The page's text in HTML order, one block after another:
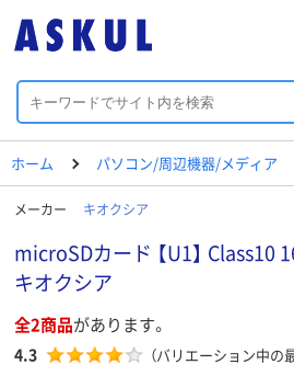
ホーム パソコン/周辺機器/メディア
メーカー キオクシア
microSDカード 【U1】 Class10
キオクシア
全2商品があります。
4.3 （バリエーション中の